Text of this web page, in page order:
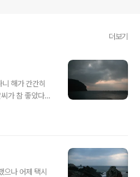
더보기
해가 간간히
가 참 좋았다는
거리를 사주었
분들이 지나가
으나 어제 택시